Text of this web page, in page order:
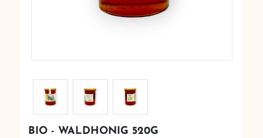
BIO - WALDHONIG 520G